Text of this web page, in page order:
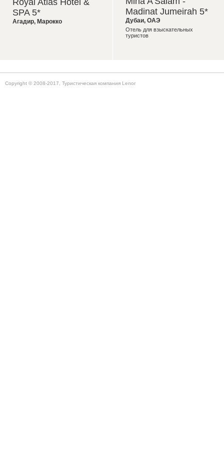
Royal Atlas Hotel &
SPA 5*
Агадир, Марокко
Madinat Jumeirah 5*
Дубаи, ОАЭ
Отель для взыскательных
туристов
Copyright © 2008-2017, Туристическая компания Lenor